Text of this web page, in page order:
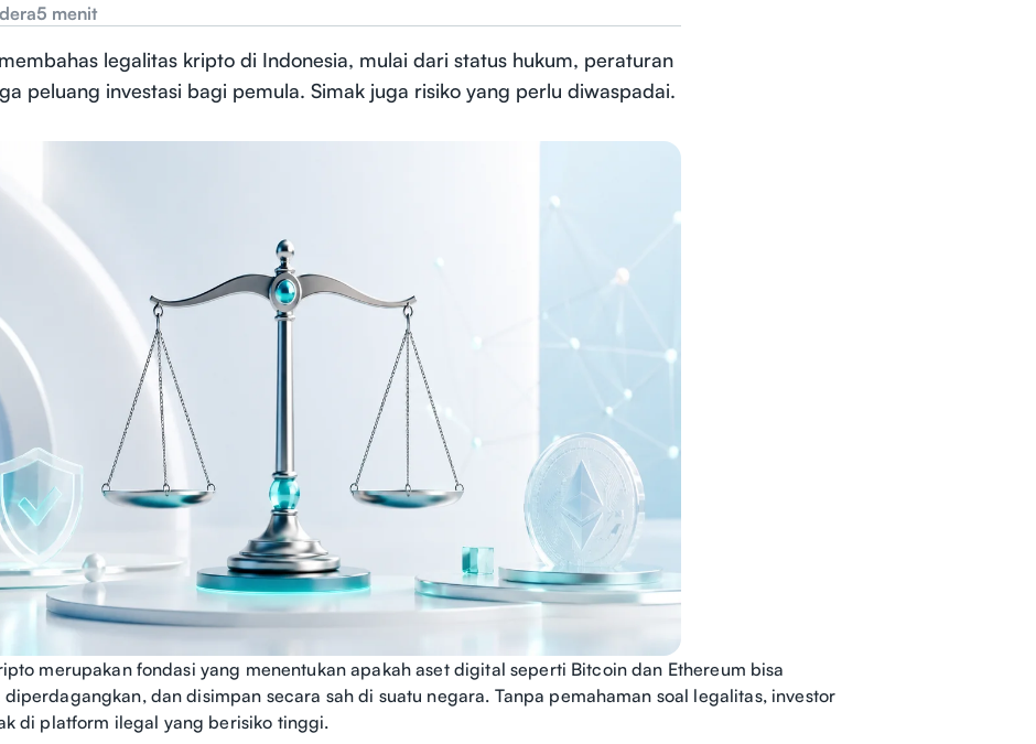
5 menit
legalitas kripto di Indonesia, mulai dari status hukum, peraturan
peluang investasi bagi pemula. Simak juga risiko yang perlu diwaspadai.
merupakan fondasi yang menentukan apakah aset digital seperti Bitcoin dan Ethereum bisa
dan disimpan secara sah di suatu negara. Tanpa pemahaman soal legalitas, investor
di platform ilegal yang berisiko tinggi.